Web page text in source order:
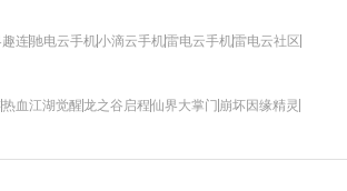
连驰电云手机小滴云手机雷电云手机雷电云社区
热血江湖觉醒龙之谷启程仙界大掌门 崩坏因缘精灵